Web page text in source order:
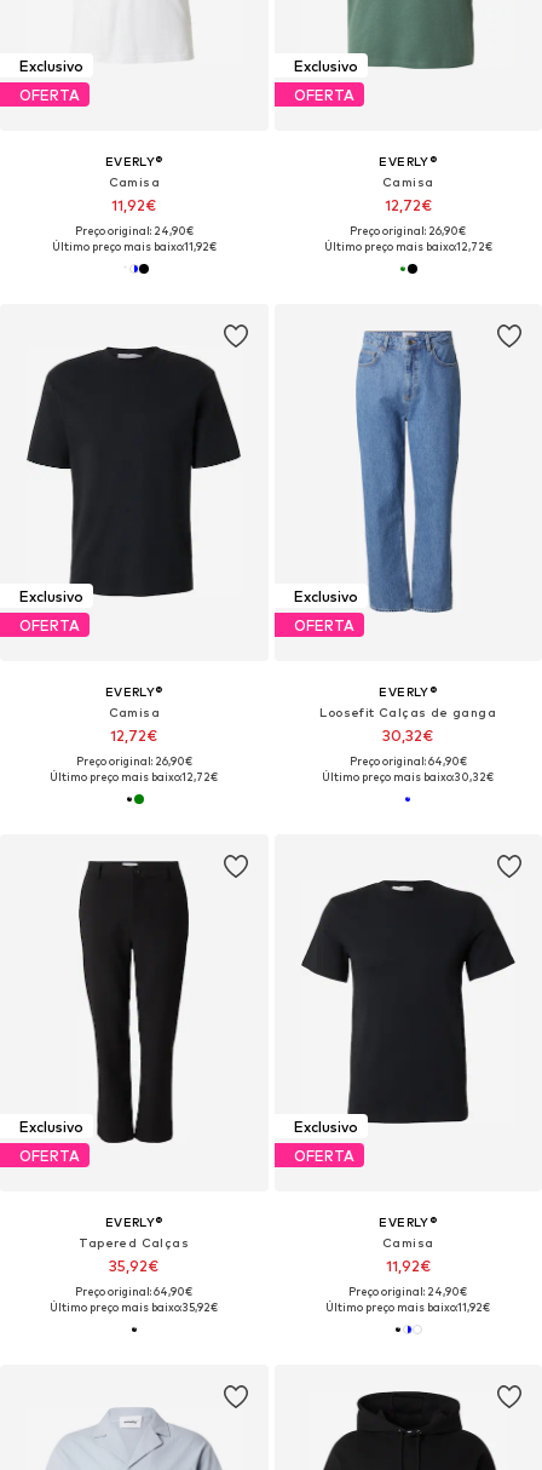
Exclusivo
OFERTA
EVERLY®
Camisa
11,92€
Preço original: 24,90€
Último preço mais baixo:11,92€
Exclusivo
OFERTA
EVERLY®
Camisa
12,72€
Preço original: 26,90€
Último preço mais baixo:12,72€
Exclusivo
OFERTA
EVERLY®
Camisa
12,72€
Preço original: 26,90€
Último preço mais baixo:12,72€
Exclusivo
OFERTA
EVERLY®
Loosefit Calças de ganga
30,32€
Preço original: 64,90€
Último preço mais baixo:30,32€
Exclusivo
OFERTA
EVERLY®
Tapered Calças
35,92€
Preço original: 64,90€
Último preço mais baixo:35,92€
Exclusivo
OFERTA
EVERLY®
Camisa
11,92€
Preço original: 24,90€
Último preço mais baixo:11,92€